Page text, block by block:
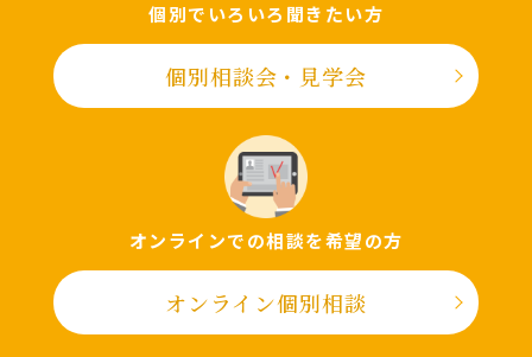
個別でいろいろ聞きたい⽅
個別相談会・⾒学会
オンラインでの相談を希望の⽅
オンライン個別相談